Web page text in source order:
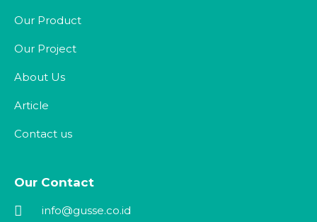
Our Product
Our Project
About Us
Article
Contact us
Our Contact
info@gusse.co.id